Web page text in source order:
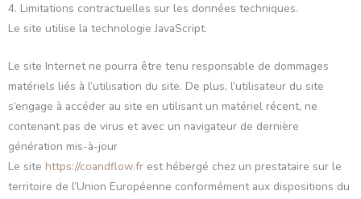
4. Limitations contractuelles sur les données techniques.
Le site utilise la technologie JavaScript.
Le site Internet ne pourra être tenu responsable de dommages
matériels liés à l’utilisation du site. De plus, l’utilisateur du site
s’engage à accéder au site en utilisant un matériel récent, ne
contenant pas de virus et avec un navigateur de dernière
génération mis-à-jour
Le site https://coandflow.fr est hébergé chez un prestataire sur le
territoire de l’Union Européenne conformément aux dispositions du